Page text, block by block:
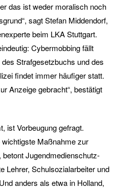
sagt Stefan Middendorf,
beim LKA Stuttgart.
Cybermobbing fällt
Strafgesetzbuchs und des
findet immer häufiger statt.
Anzeige gebracht“, bestätigt
ist Vorbeugung gefragt.
Maßnahme zur
betont Jugendmedienschutz-
Lehrer, Schulsozialarbeiter und
anders als etwa in Holland,